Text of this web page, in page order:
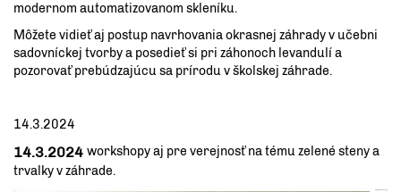
modernom automatizovanom skleníku.
Môžete vidieť aj postup navrhovania okrasnej záhrady v učebni
sadovníckej tvorby a posedieť si pri záhonoch levandulí a
pozorovať prebúdzajúcu sa prírodu v školskej záhrade.
14.3.2024
14.3.2024 workshopy aj pre verejnosť na tému zelené steny a
trvalky v záhrade.